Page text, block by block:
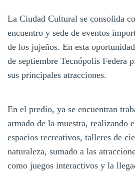
La Ciudad Cultural se consolida
encuentro y sede de eventos
de los jujeños. En esta
de septiembre Tecnópolis Federa
sus principales atracciones.
En el predio, ya se encuentran
armado de la muestra, realizando
espacios recreativos, talleres de
naturaleza, sumado a las
como juegos interactivos y la